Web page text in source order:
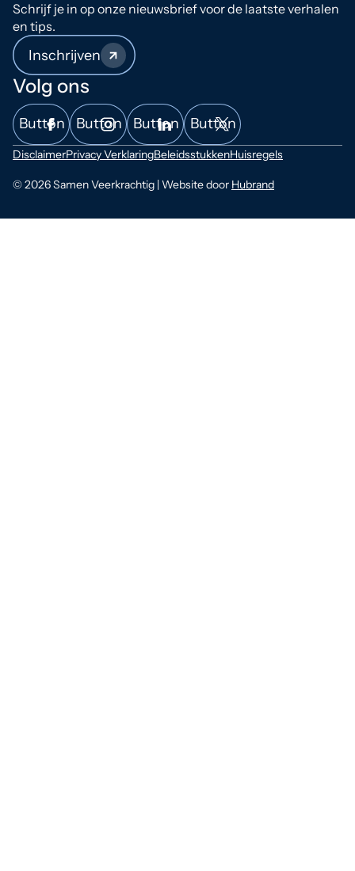
Schrijf je in op onze nieuwsbrief voor de laatste verhalen
en tips.
Inschrijven
Volg ons
Button Button Button Button
© 2026 Samen Veerkrachtig | Website door Hubrand
DisclaimerPrivacy VerklaringBeleidsstukkenHuisregels